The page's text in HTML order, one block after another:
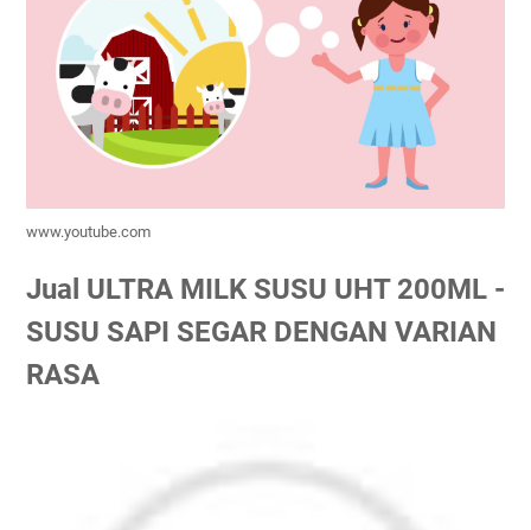
www.youtube.com
Jual ULTRA MILK SUSU UHT 200ML -
SUSU SAPI SEGAR DENGAN VARIAN
RASA